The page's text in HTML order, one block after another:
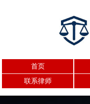
首页
联系律师